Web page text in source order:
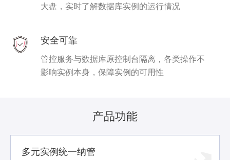
大盘，实时了解数据库实例的运行情况
安全可靠
管控服务与数据库原控制台隔离，各类操作不
影响实例本身，保障实例的可用性
产品功能
多元实例统一纳管